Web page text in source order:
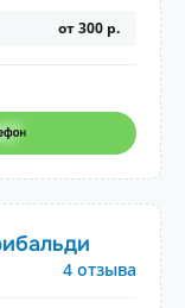
от 300 р.
4 отзыва